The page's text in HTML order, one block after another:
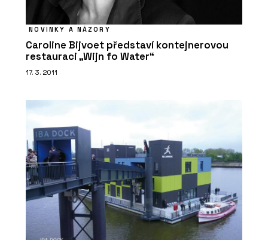
NOVINKY A NÁZORY
Caroline Bijvoet představí kontejnerovou
restauraci „Wijn fo Water“
17. 3. 2011